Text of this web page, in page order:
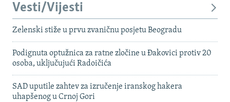
Vesti/Vijesti
Zelenski stiže u prvu zvaničnu posjetu Beogradu
Podignuta optužnica za ratne zločine u Đakovici protiv 20
osoba, uključujući Radoičića
SAD uputile zahtev za izručenje iranskog hakera
uhapšenog u Crnoj Gori